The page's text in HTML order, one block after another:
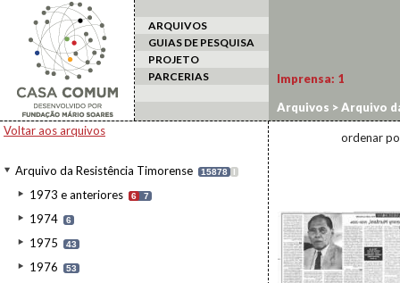
ARQUIVOS
GUIAS DE PESQUISA
PROJETO
PARCERIAS
Voltar aos arquivos
Arquivo da Resistência Timorense 15878 I
1973 e anteriores 6 7
1974 6
1975 43
1976 53
Imprensa: 1
Arquivos >Arquivo
ordenar